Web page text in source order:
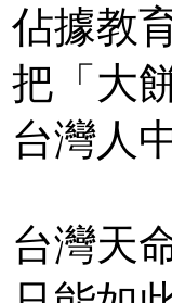
佔據教
把「大
台灣人
台灣天